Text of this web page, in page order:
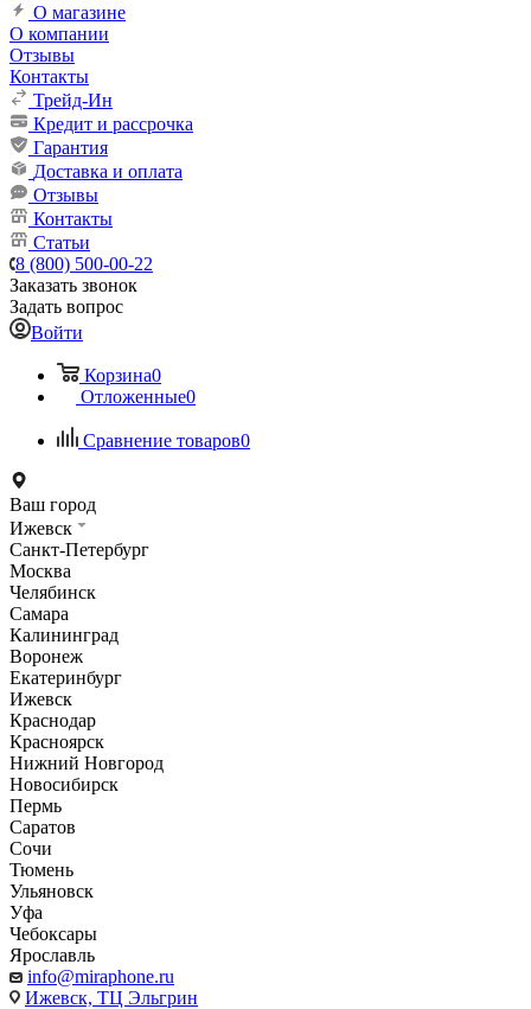
О магазине
О компании
Отзывы
Контакты
Трейд-Ин
Кредит и рассрочка
Гарантия
Доставка и оплата
Отзывы
Контакты
Статьи
8 (800) 500-00-22
Заказать звонок
Задать вопрос
Войти
Корзина0
Отложенные0
Сравнение товаров0
Ваш город
Ижевск
Санкт-Петербург
Москва
Челябинск
Самара
Калининград
Воронеж
Екатеринбург
Ижевск
Краснодар
Красноярск
Нижний Новгород
Новосибирск
Пермь
Саратов
Сочи
Тюмень
Ульяновск
Уфа
Чебоксары
Ярославль
info@miraphone.ru
Ижевск, ТЦ Эльгрин